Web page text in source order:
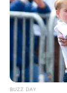
BUZZ DAY